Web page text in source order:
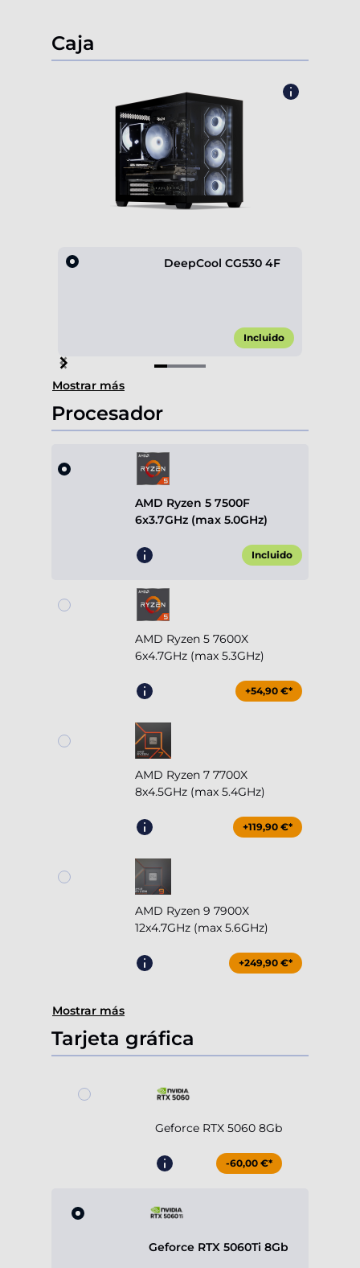
Caja
DeepCool CG530 4F
Incluido
Item
1
of
4
Mostrar más
Procesador
AMD Ryzen 5 7500F
6x3.7GHz (max 5.0GHz)
Incluido
AMD Ryzen 5 7600X
6x4.7GHz (max 5.3GHz)
+54,90 €*
AMD Ryzen 7 7700X
8x4.5GHz (max 5.4GHz)
+119,90 €*
AMD Ryzen 9 7900X
12x4.7GHz (max 5.6GHz)
+249,90 €*
Mostrar más
Tarjeta gráfica
Geforce RTX 5060 8Gb
-60,00 €*
Geforce RTX 5060Ti 8Gb